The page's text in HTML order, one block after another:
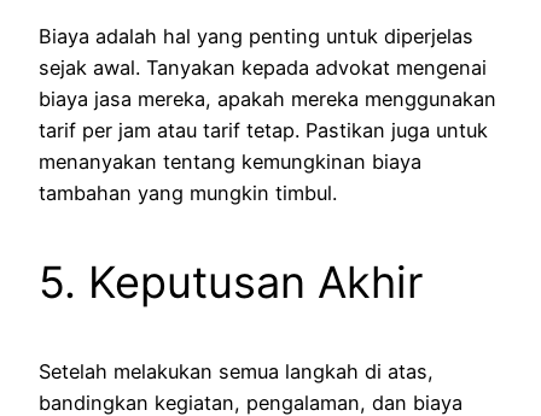
Biaya adalah hal yang penting untuk diperjelas
sejak awal. Tanyakan kepada advokat mengenai
biaya jasa mereka, apakah mereka menggunakan
tarif per jam atau tarif tetap. Pastikan juga untuk
menanyakan tentang kemungkinan biaya
tambahan yang mungkin timbul.
5. Keputusan Akhir
Setelah melakukan semua langkah di atas,
bandingkan kegiatan, pengalaman, dan biaya